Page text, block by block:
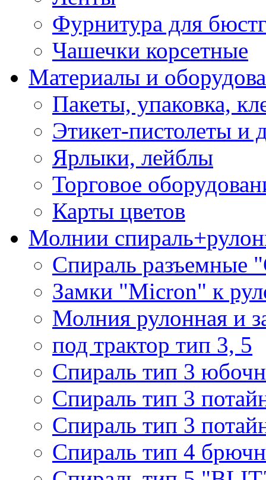
Фурнитура для
Чашечки корсетные
Материалы и
Пакеты, упаковка,
Этикет-пистолеты и
Ярлыки, лейблы
Торговое
Карты цветов
Молнии
Спираль разъемные
Замки "Micron" к
Молния рулонная и
под трактор тип 3, 5
Спираль тип 3
Спираль тип 3
Спираль тип 3
Спираль тип 4